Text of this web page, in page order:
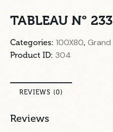
TABLEAU N° 233
Categories: 100X80, Grand
Product ID: 304
REVIEWS (0)
Reviews